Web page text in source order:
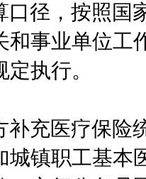
径，按照国
和事业单位工
执行。
充医疗保险
城镇职工基本